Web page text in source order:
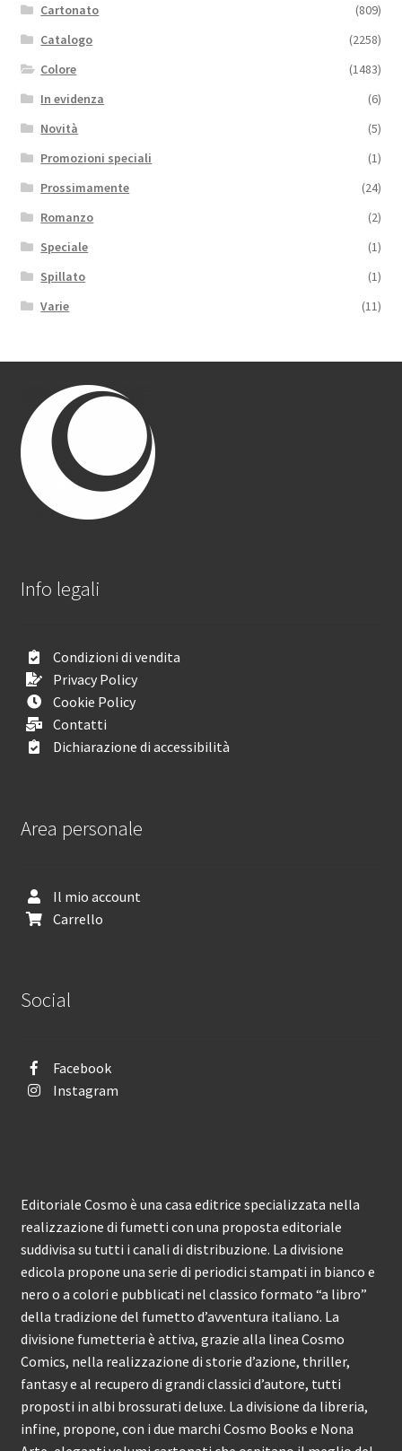
Cartonato
(809)
Catalogo
(2258)
Colore
(1483)
In evidenza
(6)
Novità
(5)
Promozioni speciali
(1)
Prossimamente
(24)
Romanzo
(2)
Speciale
(1)
Spillato
(1)
Varie
(11)
Info legali
Condizioni di vendita
Privacy Policy
Cookie Policy
Contatti
Dichiarazione di accessibilità
Area personale
Il mio account
Carrello
Social
Facebook
Instagram
Editoriale Cosmo è una casa editrice specializzata nella
realizzazione di fumetti con una proposta editoriale
suddivisa su tutti i canali di distribuzione. La divisione
edicola propone una serie di periodici stampati in bianco e
nero o a colori e pubblicati nel classico formato “a libro”
della tradizione del fumetto d’avventura italiano. La
divisione fumetteria è attiva, grazie alla linea Cosmo
Comics, nella realizzazione di storie d’azione, thriller,
fantasy e al recupero di grandi classici d’autore, tutti
proposti in albi brossurati deluxe. La divisione da libreria,
infine, propone, con i due marchi Cosmo Books e Nona